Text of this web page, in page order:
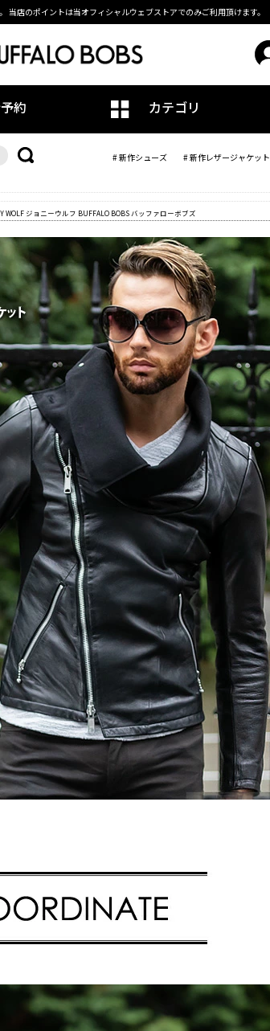
当店のポイントは当オフィシャルウェブストアでのみご利用頂けます。
約 カテゴリ
# 新作シューズ # 新作レザージャケット
ジョニーウルフ BUFFALO BOBS バッファローボブズ